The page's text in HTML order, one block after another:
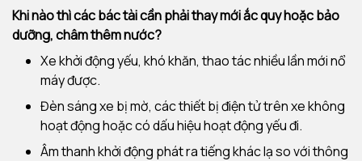
Khi nào thì các bác tài cần phải thay mới ắc quy hoặc bảo
dưỡng, châm thêm nước?
Xe khởi động yếu, khó khăn, thao tác nhiều lần mới nổ
máy được.
Đèn sáng xe bị mờ, các thiết bị điện tử trên xe không
hoạt động hoặc có dấu hiệu hoạt động yếu đi.
Âm thanh khởi động phát ra tiếng khác lạ so với thông